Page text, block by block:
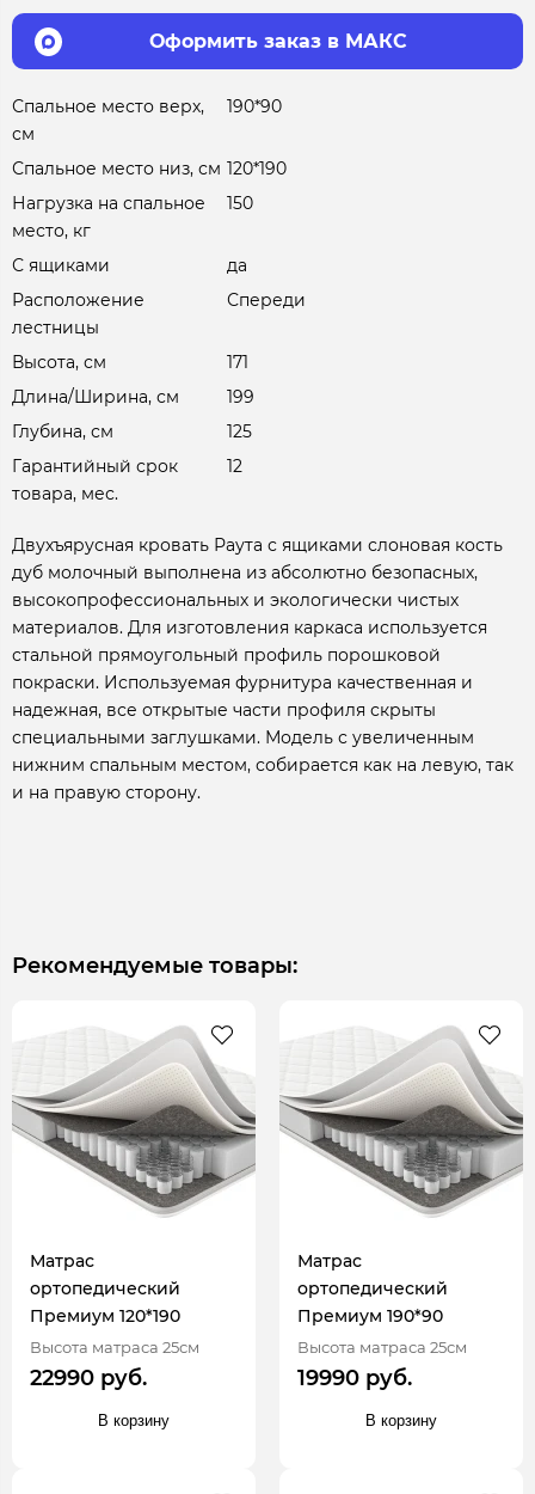
Оформить заказ в МАКС
Спальное место верх,
см
190*90
Спальное место низ, см 120*190
Нагрузка на спальное
место, кг
150
С ящиками
да
Расположение
лестницы
Спереди
Высота, см
171
Длина/Ширина, см
199
Глубина, см
125
Гарантийный срок
товара, мес.
12
Двухъярусная кровать Раута с ящиками слоновая кость
дуб молочный выполнена из абсолютно безопасных,
высокопрофессиональных и экологически чистых
материалов. Для изготовления каркаса используется
стальной прямоугольный профиль порошковой
покраски. Используемая фурнитура качественная и
надежная, все открытые части профиля скрыты
специальными заглушками. Модель с увеличенным
нижним спальным местом, собирается как на левую, так
и на правую сторону.
Рекомендуемые товары:
Матрас
ортопедический
Премиум 120*190
Высота матраса 25см
22990 руб.
В корзину
Матрас
ортопедический
Премиум 190*90
Высота матраса 25см
19990 руб.
В корзину